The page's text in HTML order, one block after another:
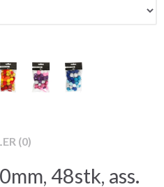
(0)
48stk, ass.